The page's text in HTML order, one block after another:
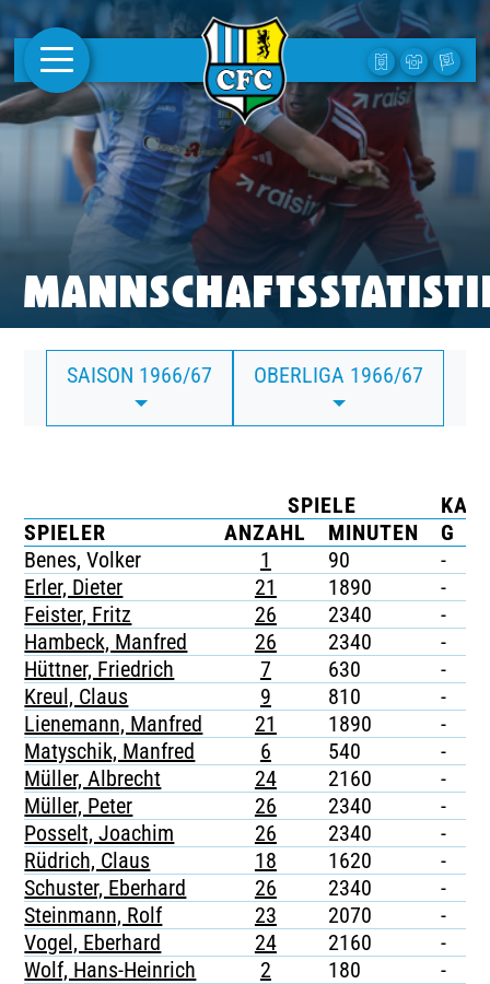
AKTUELLES
1. MANNSCHAFT
FRAUEN
CAMPUS
CLUB
CLUBMITGLIEDSCHAFT
BUSINESS
TICKETING
SAISON 1966/67 OBERLIGA 1966/67
SPIELE
SPIELER
ANZAHL MINUTEN G
Benes, Volker
1 90 -
Erler, Dieter
21 1890 -
Feister, Fritz
26 2340 -
Hambeck, Manfred
26 2340 -
Hüttner, Friedrich
7 630 -
Kreul, Claus
9 810 -
Lienemann, Manfred
21 1890 -
Matyschik, Manfred
6 540 -
Müller, Albrecht
24 2160 -
Müller, Peter
26 2340 -
Posselt, Joachim
26 2340 -
Rüdrich, Claus
18 1620 -
Schuster, Eberhard
26 2340 -
Steinmann, Rolf
23 2070 -
Vogel, Eberhard
24 2160 -
Wolf, Hans-Heinrich
2 180 -